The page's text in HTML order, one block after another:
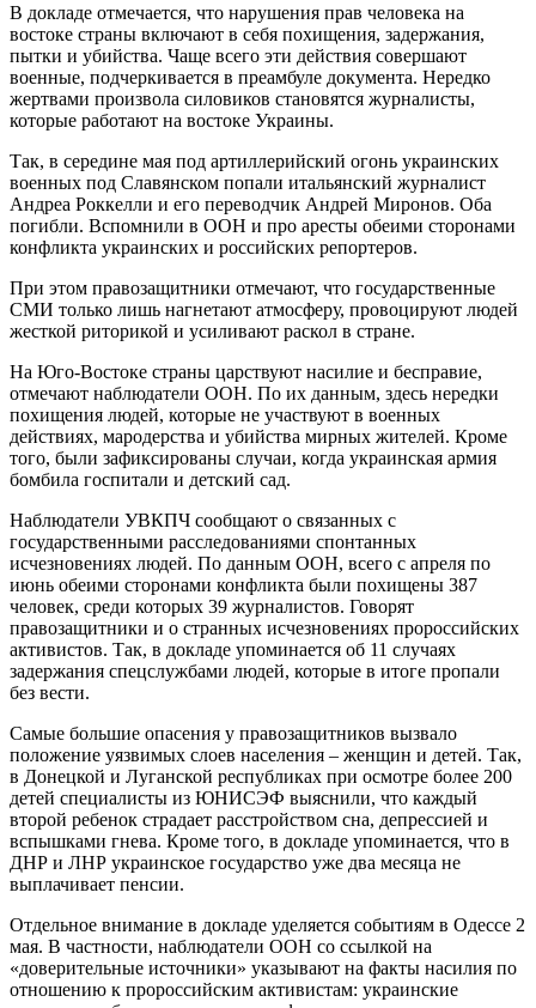
В докладе отмечается, что нарушения прав человека на
востоке страны включают в себя похищения, задержания,
пытки и убийства. Чаще всего эти действия совершают
военные, подчеркивается в преамбуле документа. Нередко
жертвами произвола силовиков становятся журналисты,
которые работают на востоке Украины.
Так, в середине мая под артиллерийский огонь украинских
военных под Славянском попали итальянский журналист
Андреа Роккелли и его переводчик Андрей Миронов. Оба
погибли. Вспомнили в ООН и про аресты обеими сторонами
конфликта украинских и российских репортеров.
При этом правозащитники отмечают, что государственные
СМИ только лишь нагнетают атмосферу, провоцируют людей
жесткой риторикой и усиливают раскол в стране.
На Юго-Востоке страны царствуют насилие и бесправие,
отмечают наблюдатели ООН. По их данным, здесь нередки
похищения людей, которые не участвуют в военных
действиях, мародерства и убийства мирных жителей. Кроме
того, были зафиксированы случаи, когда украинская армия
бомбила госпитали и детский сад.
Наблюдатели УВКПЧ сообщают о связанных с
государственными расследованиями спонтанных
исчезновениях людей. По данным ООН, всего с апреля по
июнь обеими сторонами конфликта были похищены 387
человек, среди которых 39 журналистов. Говорят
правозащитники и о странных исчезновениях пророссийских
активистов. Так, в докладе упоминается об 11 случаях
задержания спецслужбами людей, которые в итоге пропали
без вести.
Самые большие опасения у правозащитников вызвало
положение уязвимых слоев населения – женщин и детей. Так,
в Донецкой и Луганской республиках при осмотре более 200
детей специалисты из ЮНИСЭФ выяснили, что каждый
второй ребенок страдает расстройством сна, депрессией и
вспышками гнева. Кроме того, в докладе упоминается, что в
ДНР и ЛНР украинское государство уже два месяца не
выплачивает пенсии.
Отдельное внимание в докладе уделяется событиям в Одессе 2
мая. В частности, наблюдатели ООН со ссылкой на
«доверительные источники» указывают на факты насилия по
отношению к пророссийским активистам: украинские